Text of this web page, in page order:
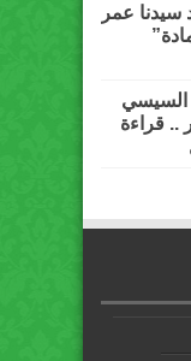
سيدنا عمر
السيسي
.. قراءة